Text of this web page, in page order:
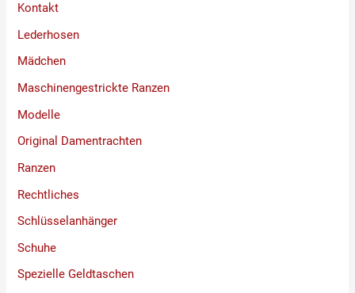
Kontakt
Lederhosen
Mädchen
Maschinengestrickte Ranzen
Modelle
Original Damentrachten
Ranzen
Rechtliches
Schlüsselanhänger
Schuhe
Spezielle Geldtaschen